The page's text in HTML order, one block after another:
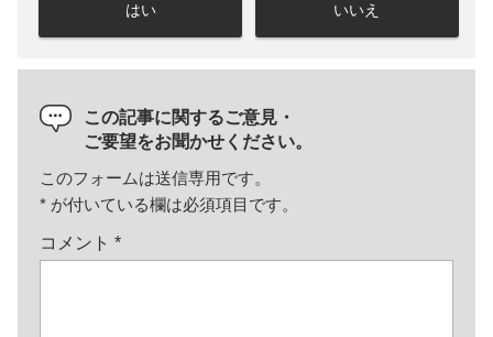
はい いいえ
この記事に関するご意見・
ご要望をお聞かせください。
このフォームは送信専用です。
* が付いている欄は必須項目です。
コメント *